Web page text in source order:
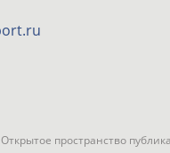
Открытое пространство